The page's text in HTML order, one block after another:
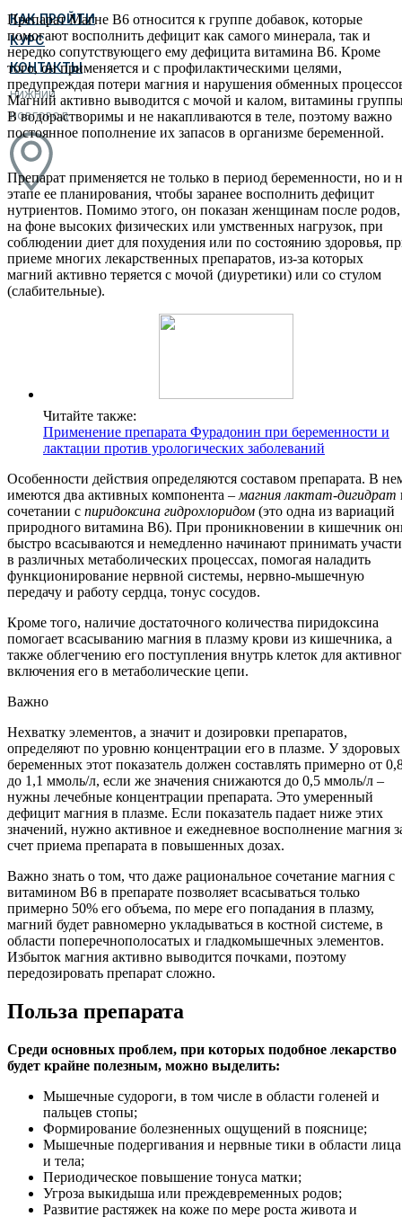
КАК ПРОЙТИ
КУРС
КОНТАКТЫ
НИЖНИЙ
НОВГОРОД
Препарат Магне В6 относится к группе добавок, которые
помогают восполнить дефицит как самого минерала, так и
нередко сопутствующего ему дефицита витамина В6. Кроме
того, он применяется и с профилактическими целями,
предупреждая потери магния и нарушения обменных
Магний активно выводится с мочой и калом, витамины
В водорастворимы и не накапливаются в теле, поэтому важно
постоянное пополнение их запасов в организме беременной.
Препарат применяется не только в период беременности, но и
этапе ее планирования, чтобы заранее восполнить дефицит
нутриентов. Помимо этого, он показан женщинам после родов,
на фоне высоких физических или умственных нагрузок, при
соблюдении диет для похудения или по состоянию здоровья,
приеме многих лекарственных препаратов, из-за которых
магний активно теряется с мочой (диуретики) или со стулом
(слабительные).
Читайте также:
Применение препарата Фурадонин при беременности и
лактации против урологических заболеваний
Особенности действия определяются составом препарата. В
имеются два активных компонента –магния лактат-дигидрат
сочетании с пиридоксина гидрохлоридом (это одна из вариаций
природного витамина В6). При проникновении в кишечник
быстро всасываются и немедленно начинают принимать
в различных метаболических процессах, помогая наладить
функционирование нервной системы, нервно-мышечную
передачу и работу сердца, тонус сосудов.
Кроме того, наличие достаточного количества пиридоксина
помогает всасыванию магния в плазму крови из кишечника, а
также облегчению его поступления внутрь клеток для
включения его в метаболические цепи.
Важно
Нехватку элементов, а значит и дозировки препаратов,
определяют по уровню концентрации его в плазме. У здоровых
беременных этот показатель должен составлять примерно от
до 1,1 ммоль/л, если же значения снижаются до 0,5 ммоль/л –
нужны лечебные концентрации препарата. Это умеренный
дефицит магния в плазме. Если показатель падает ниже этих
значений, нужно активное и ежедневное восполнение магния
счет приема препарата в повышенных дозах.
Важно знать о том, что даже рациональное сочетание магния с
витамином В6 в препарате позволяет всасываться только
примерно 50% его объема, по мере его попадания в плазму,
магний будет равномерно укладываться в костной системе, в
области поперечнополосатых и гладкомышечных элементов.
Избыток магния активно выводится почками, поэтому
передозировать препарат сложно.
Польза препарата
Среди основных проблем, при которых подобное лекарство
будет крайне полезным, можно выделить:
Мышечные судороги, в том числе в области голеней и
пальцев стопы;
Формирование болезненных ощущений в пояснице;
Мышечные подергивания и нервные тики в области лица
и тела;
Периодическое повышение тонуса матки;
Угроза выкидыша или преждевременных родов;
Развитие растяжек на коже по мере роста живота и